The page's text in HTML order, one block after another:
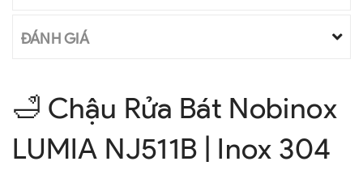
ĐÁNH GIÁ
🛁 Chậu Rửa Bát Nobinox
LUMIA NJ511B | Inox 304